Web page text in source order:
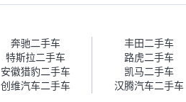
障。”
奔驰二手车 丰田二手车
特斯拉二手车 路虎二手车
安徽猎豹二手车 凯马二手车
创维汽车二手车 汉腾汽车二手车